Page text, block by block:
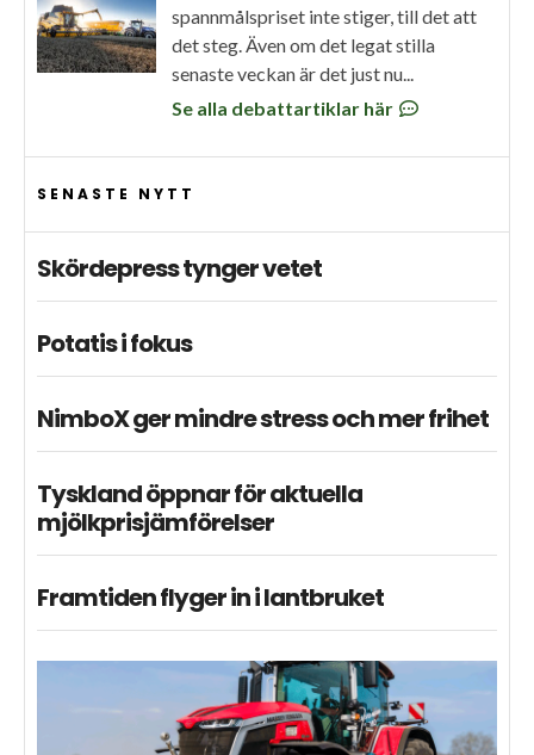
spannmålspriset inte stiger, till det att
det steg. Även om det legat stilla
senaste veckan är det just nu...
Se alla debattartiklar här
SENASTE NYTT
Skördepress tynger vetet
Potatis i fokus
NimboX ger mindre stress och mer frihet
Tyskland öppnar för aktuella
mjölkprisjämförelser
Framtiden flyger in i lantbruket